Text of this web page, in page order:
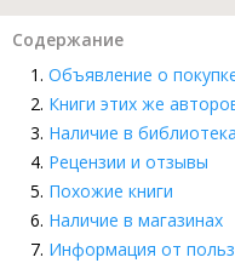
Содержание
Объявление о
Книги этих же
Наличие в
Рецензии и отзывы
Похожие книги
Наличие в магазинах
Информация от